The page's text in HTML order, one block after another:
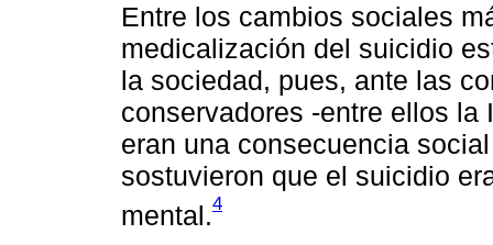
Entre los cambios sociales
medicalización del suicidio
la sociedad, pues, ante las
conservadores -entre ellos
eran una consecuencia
sostuvieron que el suicidio
mental.4